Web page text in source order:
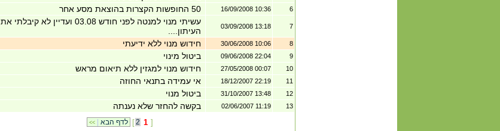
50 החופשות הקצרות בהוצאת מסע אחר 16/09/2008 10:36 6
עשיתי מנוי למנטה לפני חודש 03.08 ועדיין לא קיבלתי את
העיתון....
03/09/2008 13:18 7
חידוש מנוי ללא ידיעתי 30/06/2008 10:06 8
ביטול מינוי 09/06/2008 22:04 9
חידוש מנוי למגזין ללא תיאום מראש 27/05/2008 00:07 10
אי עמידה בתנאי החוזה 18/12/2007 22:19 11
ביטול מנוי 31/10/2007 13:48 12
בקשה להחזר שלא נענתה 02/06/2007 11:19 13
<< [2 1 ]